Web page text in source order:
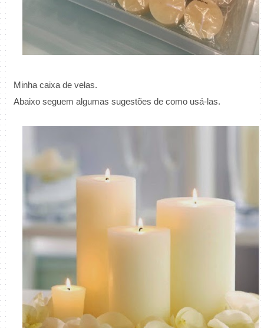
Minha caixa de velas.
Abaixo seguem algumas sugestões de como usá-las.